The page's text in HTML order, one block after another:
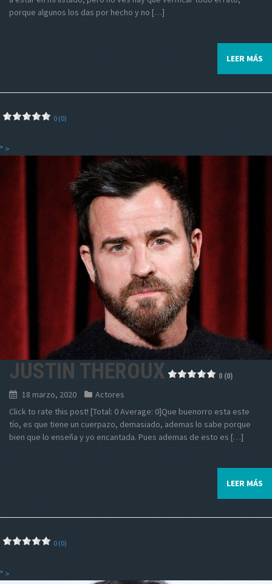
porque algunos los das por hecho y no […]
LEER MÁS
0 (0)
" >
JUSTIN THEROUX 0 (0)
18 marzo, 2020
Actores
Click to rate this post! [Total: 0 Average: 0]Que buenorro esta este
tío, es que tiene un cuerpazo, demasiado, ademas lo sabe porque
bien que lo enseña y yo encantada. Pues ademas de esto es […]
LEER MÁS
0 (0)
" >